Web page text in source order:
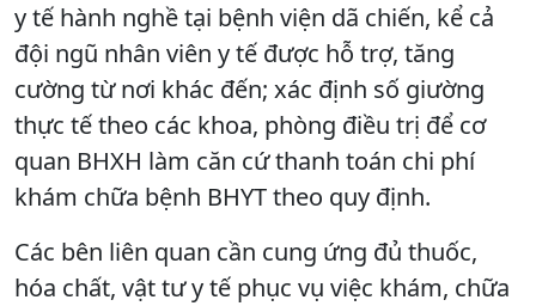
y tế hành nghề tại bệnh viện dã chiến, kể cả
đội ngũ nhân viên y tế được hỗ trợ, tăng
cường từ nơi khác đến; xác định số giường
thực tế theo các khoa, phòng điều trị để cơ
quan BHXH làm căn cứ thanh toán chi phí
khám chữa bệnh BHYT theo quy định.
Các bên liên quan cần cung ứng đủ thuốc,
hóa chất, vật tư y tế phục vụ việc khám, chữa